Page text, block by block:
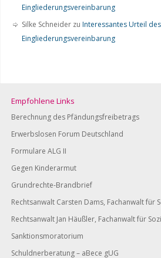
Eingliederungsvereinbarung
Silke Schneider zu Interessantes Urteil
Eingliederungsvereinbarung
Empfohlene Links
Berechnung des Pfändungsfreibetrags
Erwerbslosen Forum Deutschland
Formulare ALG II
Gegen Kinderarmut
Grundrechte-Brandbrief
Rechtsanwalt Carsten Dams, Fachanwalt für
Rechtsanwalt Jan Häußler, Fachanwalt für
Sanktionsmoratorium
Schuldnerberatung – aBece gUG